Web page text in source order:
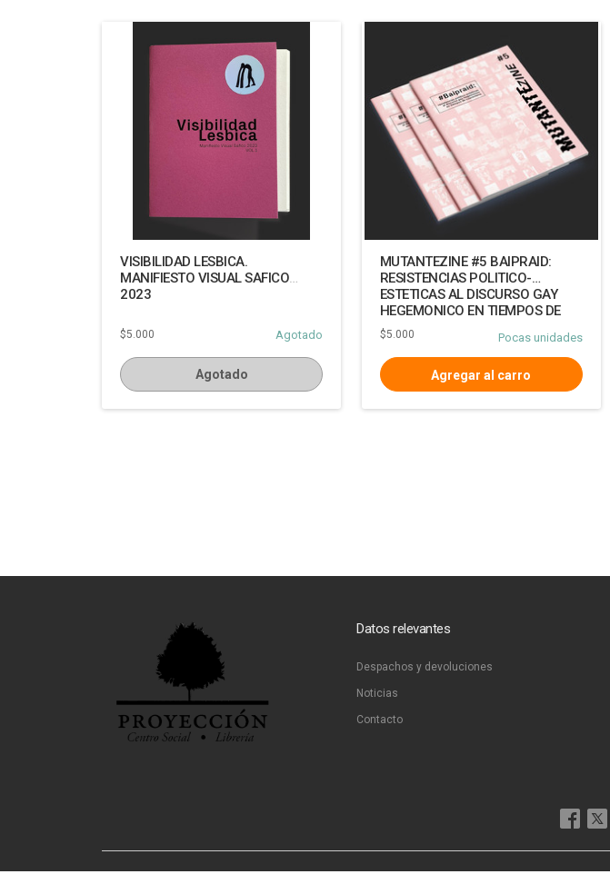
VISIBILIDAD LESBICA.
MANIFIESTO VISUAL SAFICO
2023
Agotado
$5.000
Agotado
MUTANTEZINE #5 BAIPRAID:
RESISTENCIAS POLITICO-
ESTETICAS AL DISCURSO GAY
HEGEMONICO EN TIEMPOS DE
CUARENTENA
Pocas unidades
$5.000
Datos relevantes
Despachos y devoluciones
Noticias
Contacto